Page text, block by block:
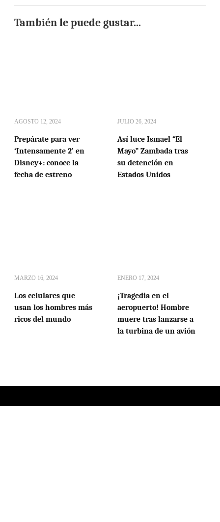
También le puede gustar...
AGOSTO 12, 2024
Prepárate para ver
‘Intensamente 2’ en
Disney+: conoce la
fecha de estreno
JULIO 26, 2024
Así luce Ismael “El
Mayo” Zambada tras
su detención en
Estados Unidos
MARZO 16, 2024
Los celulares que
usan los hombres más
ricos del mundo
ENERO 17, 2024
¡Tragedia en el
aeropuerto! Hombre
muere tras lanzarse a
la turbina de un avión